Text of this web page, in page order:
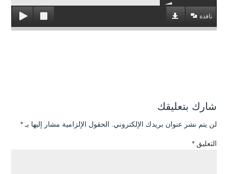
نافذة
شارك بتعليقك
لن يتم نشر عنوان بريدك الإلكتروني. الحقول الإلزامية مشار إليها بـ *
التعليق *